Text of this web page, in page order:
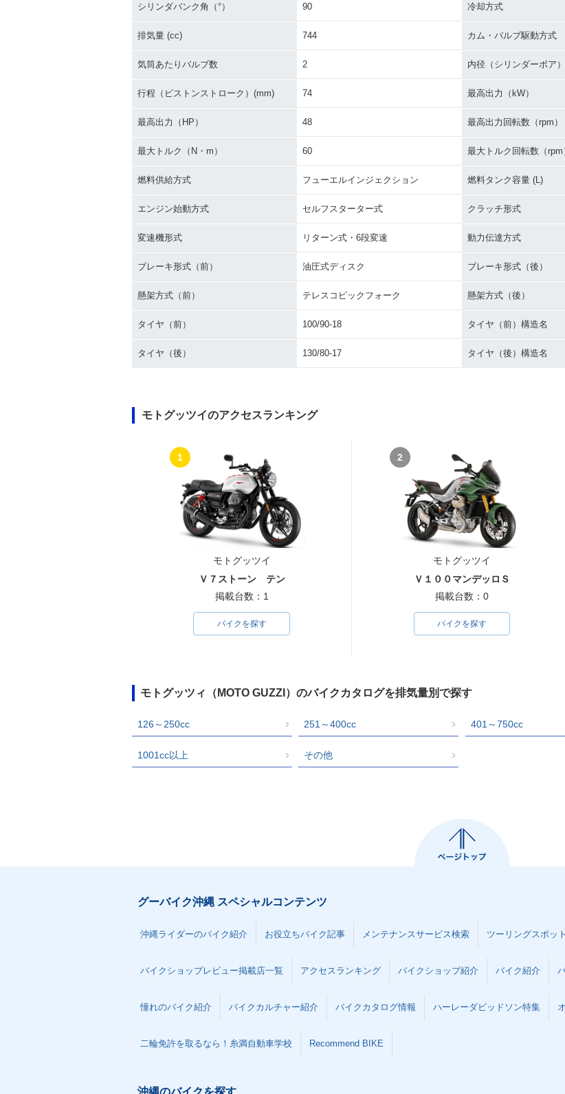
シリンダバンク角（°） 90 冷却方式
排気量 (cc) 744 カム・バルブ駆動方式
気筒あたりバルブ数 2 内径（シリンダーボア
行程（ピストンストローク）(mm) 74 最高出力（kW）
最高出力（HP） 48 最高出力回転数（rpm）
最大トルク（N・m） 60 最大トルク回転数（rpm
燃料供給方式 フューエルインジェクション 燃料タンク容量 (L)
エンジン始動方式 セルフスターター式 クラッチ形式
変速機形式 リターン式・6段変速 動力伝達方式
ブレーキ形式（前） 油圧式ディスク ブレーキ形式（後）
懸架方式（前） テレスコピックフォーク 懸架方式（後）
タイヤ（前） 100/90-18 タイヤ（前）構造名
タイヤ（後） 130/80-17 タイヤ（後）構造名
モトグッツイのアクセスランキング
1
モトグッツイ
Ｖ７ストーン テン
掲載台数：1
バイクを探す
2
モトグッツイ
Ｖ１００マンデッロＳ
掲載台数：0
バイクを探す
モトグッツィ（MOTO GUZZI）のバイクカタログを排気量別で探す
126～250cc 251～400cc 401～750cc
1001cc以上 その他
グーバイク沖縄 スペシャルコンテンツ
沖縄ライダーのバイク紹介 お役立ちバイク記事 メンテナンスサービス検索 ツーリングスポット
バイクショップレビュー掲載店一覧 アクセスランキング バイクショップ紹介 バイク紹介
憧れのバイク紹介 バイクカルチャー紹介 バイクカタログ情報 ハーレーダビッドソン特集
二輪免許を取るなら！糸満自動車学校 Recommend BIKE
沖縄のバイクを探す